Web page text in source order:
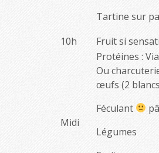
Tartine sur
10h
Fruit si
Midi
Protéines :
Ou
œufs (2
Féculant
Légumes